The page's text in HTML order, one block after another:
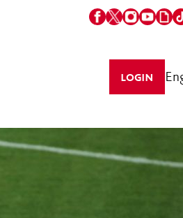
LOGIN